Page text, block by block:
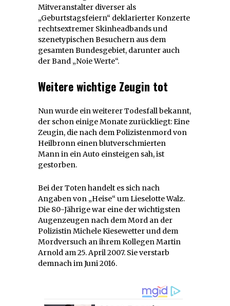
Mitveranstalter diverser als
„Geburtstagsfeiern“ deklarierter Konzerte
rechtsextremer Skinheadbands und
szenetypischen Besuchern aus dem
gesamten Bundesgebiet, darunter auch
der Band „Noie Werte“.
Weitere wichtige Zeugin tot
Nun wurde ein weiterer Todesfall bekannt,
der schon einige Monate zurückliegt: Eine
Zeugin, die nach dem Polizistenmord von
Heilbronn einen blutverschmierten
Mann in ein Auto einsteigen sah, ist
gestorben.
Bei der Toten handelt es sich nach
Angaben von „Heise“ um Lieselotte Walz.
Die 80-Jährige war eine der wichtigsten
Augenzeugen nach dem Mord an der
Polizistin Michele Kiesewetter und dem
Mordversuch an ihrem Kollegen Martin
Arnold am 25. April 2007. Sie verstarb
demnach im Juni 2016.